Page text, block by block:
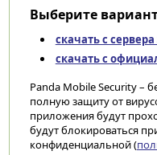
Выберите
скачать с
скачать с
Panda Mobile Security –
полную защиту от
приложения будут
будут блокироваться
конфиденциальной (